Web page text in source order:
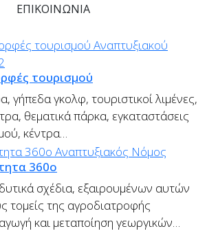
ΕΠΙΚΟΙΝΩΝΙΑ
τουρισμού
γήπεδα γκολφ, τουριστικοί λιμένες,
θεματικά πάρκα, εγκαταστάσεις
κέντρα…
360ο
σχέδια, εξαιρουμένων αυτών
της αγροδιατροφής
και μεταποίηση γεωργικών…